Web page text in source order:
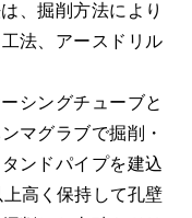
、掘削方法により
法、アースドリル
シングチューブと
マグラブで掘削・
ンドパイプを建込
高く保持して孔壁